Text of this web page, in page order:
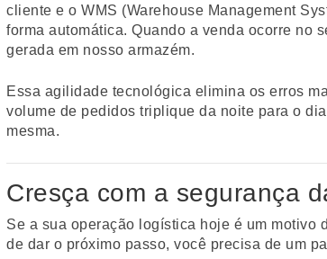
cliente e o WMS (Warehouse Management
forma automática. Quando a venda ocorre no
gerada em nosso armazém.
Essa agilidade tecnológica elimina os erros
volume de pedidos triplique da noite para o
mesma.
Cresça com a segurança
Se a sua operação logística hoje é um motivo
de dar o próximo passo, você precisa de um